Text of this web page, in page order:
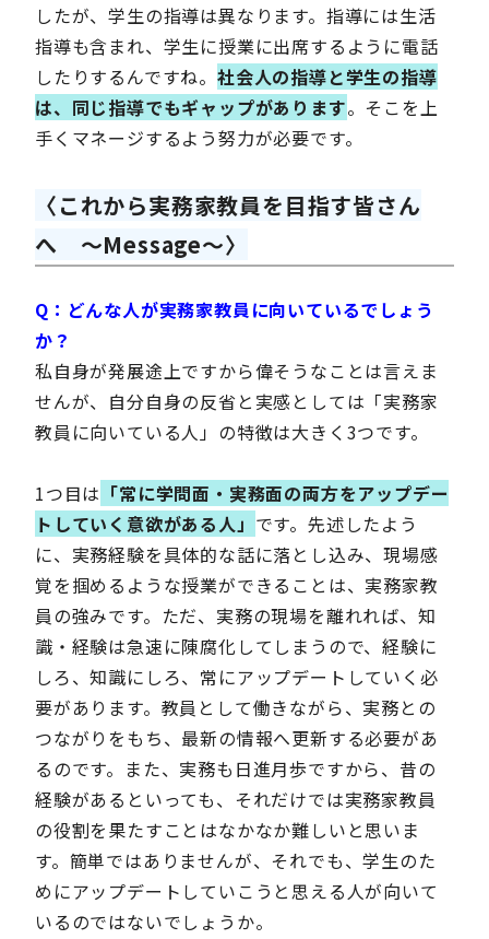
したが、学生の指導は異なります。指導には生活
指導も含まれ、学生に授業に出席するように電話
したりするんですね。社会人の指導と学生の指導
は、同じ指導でもギャップがあります。そこを上
手くマネージするよう努力が必要です。
〈これから実務家教員を目指す皆さん
へ ～Message～〉
Q：どんな人が実務家教員に向いているでしょう
か？
私自身が発展途上ですから偉そうなことは言えま
せんが、自分自身の反省と実感としては「実務家
教員に向いている人」の特徴は大きく3つです。
1つ目は 「常に学問面・実務面の両方をアップデー
トしていく意欲がある人」 です。先述したよう
に、実務経験を具体的な話に落とし込み、現場感
覚を掴めるような授業ができることは、実務家教
員の強みです。ただ、実務の現場を離れれば、知
識・経験は急速に陳腐化してしまうので、経験に
しろ、知識にしろ、常にアップデートしていく必
要があります。教員として働きながら、実務との
つながりをもち、最新の情報へ更新する必要があ
るのです。また、実務も日進月歩ですから、昔の
経験があるといっても、それだけでは実務家教員
の役割を果たすことはなかなか難しいと思いま
す。簡単ではありませんが、それでも、学生のた
めにアップデートしていこうと思える人が向いて
いるのではないでしょうか。